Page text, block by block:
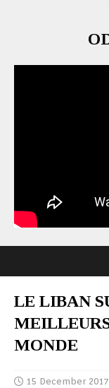
LE LIBAN
MONDE
15 December 2017